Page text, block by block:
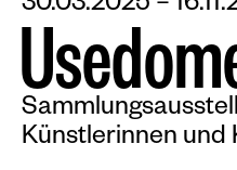
30.03.2025 –
Usedom
Künstlerinnen und